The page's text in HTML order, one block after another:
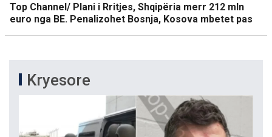
Top Channel/ Plani i Rritjes, Shqipëria merr 212 mln
euro nga BE. Penalizohet Bosnja, Kosova mbetet pas
Kryesore